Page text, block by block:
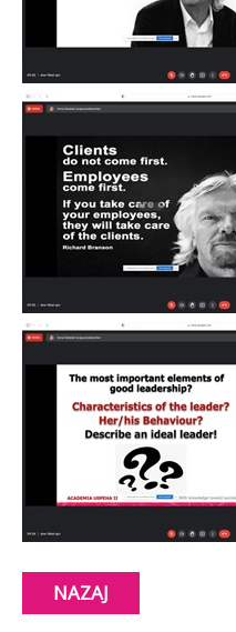
NAZAJ